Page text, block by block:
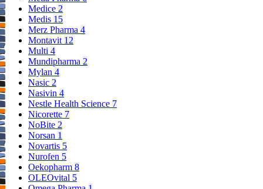
Der Wirkstoff ist: Povidon-Iod
1 g Betadona Wund-Gel enthalten 100 mg Povidon-Iod-Komplex,
Gesamtgehalt: 1 % verfügbares Iod.
Die sonstigen Bestandteile sind: Macrogol, gereinigtes Wasser,
Natriumhydrogencarbonat
Wichtige Hinweise:
Zugelassenes Arzneimittel: Zu Risiken und Nebenwirkungen lesen
Sie die Packungsbeilage und fragen Sie Ihren Arzt oder Apotheker.
Die angegebene empfohlene Tagesdosis nicht überschreiten. Für
Kinder unerreichbar aufbewahren.
Medice 2
Medis 15
Merz Pharma 4
Montavit 12
Multi 4
Mundipharma 2
Mylan 4
Nasic 2
Nasivin 4
Nestle Health Science 7
Nicorette 7
NoBite 2
Norsan 1
Novartis 5
Nurofen 5
Oekopharm 8
OLEOvital 5